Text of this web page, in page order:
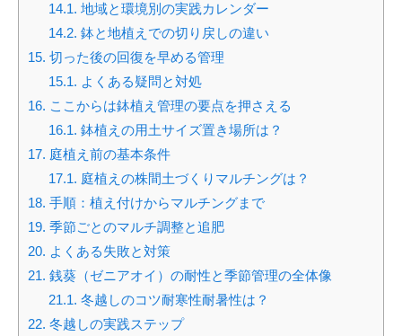
14.1. 地域と環境別の実践カレンダー
14.2. 鉢と地植えでの切り戻しの違い
15. 切った後の回復を早める管理
15.1. よくある疑問と対処
16. ここからは鉢植え管理の要点を押さえる
16.1. 鉢植えの用土サイズ置き場所は？
17. 庭植え前の基本条件
17.1. 庭植えの株間土づくりマルチングは？
18. 手順：植え付けからマルチングまで
19. 季節ごとのマルチ調整と追肥
20. よくある失敗と対策
21. 銭葵（ゼニアオイ）の耐性と季節管理の全体像
21.1. 冬越しのコツ耐寒性耐暑性は？
22. 冬越しの実践ステップ